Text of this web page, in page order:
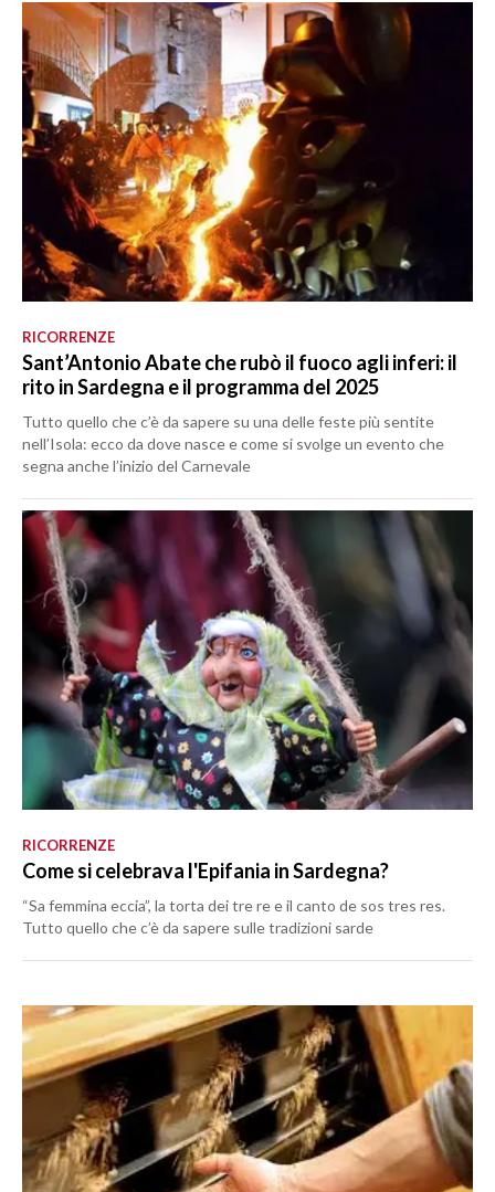
RICORRENZE
Sant’Antonio Abate che rubò il fuoco agli inferi: il
rito in Sardegna e il programma del 2025
Tutto quello che c’è da sapere su una delle feste più sentite
nell’Isola: ecco da dove nasce e come si svolge un evento che
segna anche l’inizio del Carnevale
RICORRENZE
Come si celebrava l'Epifania in Sardegna?
“Sa femmina eccia”, la torta dei tre re e il canto de sos tres res.
Tutto quello che c’è da sapere sulle tradizioni sarde